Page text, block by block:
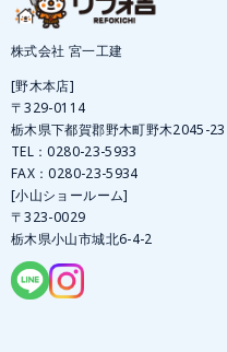
株式会社 宮一工建
[野木本店]
〒329-0114
栃木県下都賀郡野木町野木2045-23
TEL：0280-23-5933
FAX：0280-23-5934
[小山ショールーム]
〒323-0029
栃木県小山市城北6-4-2